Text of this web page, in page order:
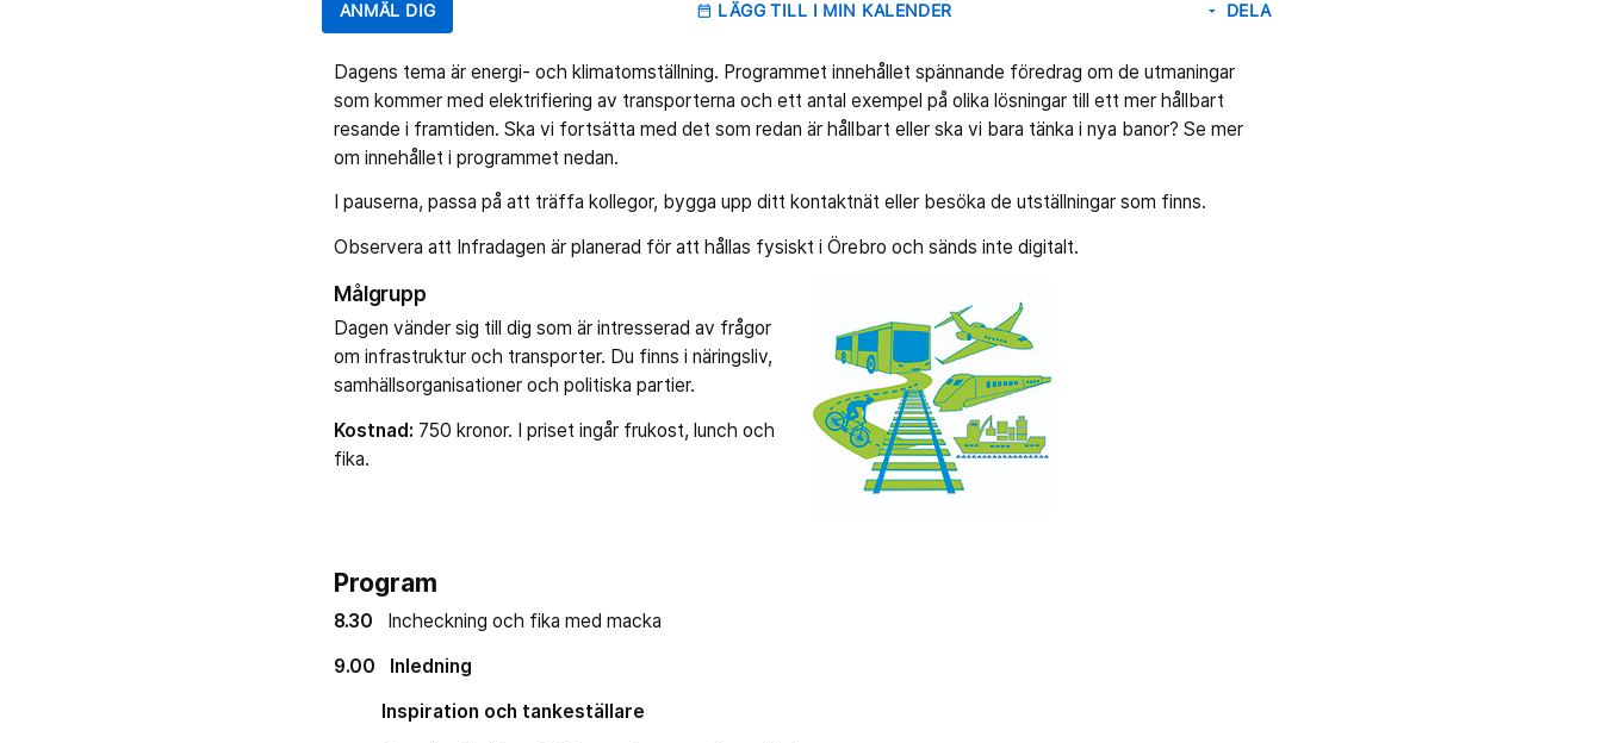
ANMÄL DIG date_range LÄGG TILL I MIN KALENDER arrow_drop_down DELA
Dagens tema är energi- och klimatomställning. Programmet innehållet spännande föredrag om de utmaningar
som kommer med elektrifiering av transporterna och ett antal exempel på olika lösningar till ett mer hållbart
resande i framtiden. Ska vi fortsätta med det som redan är hållbart eller ska vi bara tänka i nya banor? Se mer
om innehållet i programmet nedan.
I pauserna, passa på att träffa kollegor, bygga upp ditt kontaktnät eller besöka de utställningar som finns.
Observera att Infradagen är planerad för att hållas fysiskt i Örebro och sänds inte digitalt.
Målgrupp
Dagen vänder sig till dig som är intresserad av frågor
om infrastruktur och transporter. Du finns i näringsliv,
samhällsorganisationer och politiska partier.
Kostnad: 750 kronor. I priset ingår frukost, lunch och
fika.
Program
8.30 Incheckning och fika med macka
9.00
Inledning
Inspiration och tankeställare